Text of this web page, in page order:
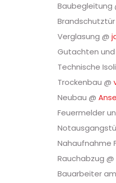
Baubegleitung
Brandschutztür
Verglasung @
Gutachten
Technische
Trockenbau @
Neubau @
Feuermelder
Nahaufnahme
Rauchabzug @
Bauarbeiter